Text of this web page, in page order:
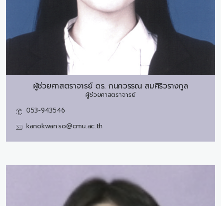
ผู้ช่วยศาสตราจารย์ ดร. กนกวรรณ สมศิริวรางกูล
ผู้ช่วยศาสตราจารย์
053-943546
kanokwan.so@cmu.ac.th